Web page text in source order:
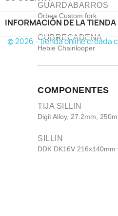
GUARDABARROS
Orbea Custom fork
CUBRECADENA
Hebie Chainlooper
COMPONENTES
TIJA SILLIN
Digit Alloy, 27.2mm,
SILLIN
DDK DK16V 216x140mm
INFORMACIÓN DE LA TIENDA
© 2026 - tienda online creada